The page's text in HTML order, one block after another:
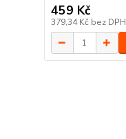
459 Kč
379,34 Kč bez DPH